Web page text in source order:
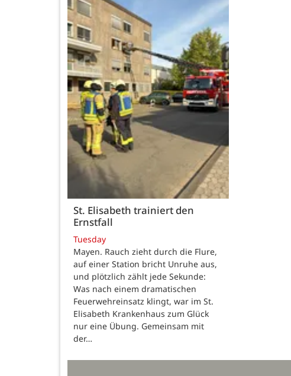
St. Elisabeth trainiert den
Ernstfall
Tuesday
Mayen. Rauch zieht durch die Flure,
auf einer Station bricht Unruhe aus,
und plötzlich zählt jede Sekunde:
Was nach einem dramatischen
Feuerwehreinsatz klingt, war im St.
Elisabeth Krankenhaus zum Glück
nur eine Übung. Gemeinsam mit
der…